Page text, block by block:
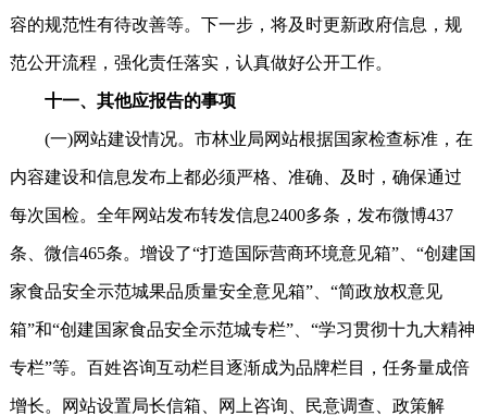
容的规范性有待改善等。下一步，将及时更新政府信息，规
范公开流程，强化责任落实，认真做好公开工作。
十一、其他应报告的事项
(一)网站建设情况。市林业局网站根据国家检查标准，在
内容建设和信息发布上都必须严格、准确、及时，确保通过
每次国检。全年网站发布转发信息2400多条，发布微博437
条、微信465条。增设了“打造国际营商环境意见箱”、“创建国
家食品安全示范城果品质量安全意见箱”、“简政放权意见
箱”和“创建国家食品安全示范城专栏”、“学习贯彻十九大精神
专栏”等。百姓咨询互动栏目逐渐成为品牌栏目，任务量成倍
增长。网站设置局长信箱、网上咨询、民意调查、政策解